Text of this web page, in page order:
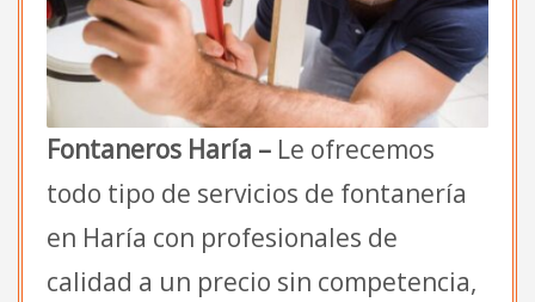
Fontaneros Haría – Le ofrecemos
todo tipo de servicios de fontanería
en Haría con profesionales de
calidad a un precio sin competencia,